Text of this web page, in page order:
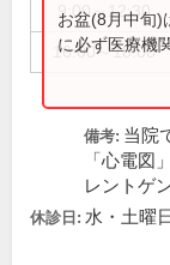
9:00～12:30
16:00～18:00
お盆(8月中旬)
に必ず医療機
備考: 当院
「心電図
レントゲ
休診日: 水・土曜